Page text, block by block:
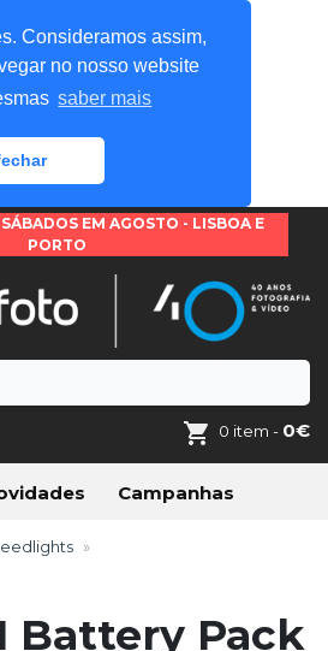
Consideramos assim,
no nosso website
saber mais
EM AGOSTO - LISBOA E
PORTO
0 item - 0€
Campanhas
Battery Pack